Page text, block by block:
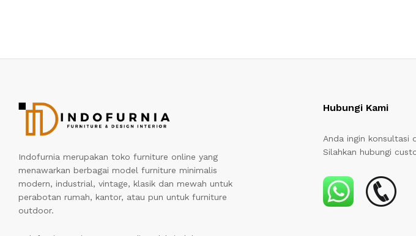
Indofurnia merupakan toko furniture online yang
menawarkan berbagai model furniture minimalis
modern, industrial, vintage, klasik dan mewah untuk
perabotan rumah, kantor, atau pun untuk furniture
outdoor.
Hubungi Kami
Anda ingin konsultasi
Silahkan hubungi